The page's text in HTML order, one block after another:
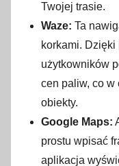
Twojej trasie.
Waze: Ta
korkami.
użytkowników
cen paliw, co w
obiekty.
Google Maps:
prostu wpisać
aplikacja